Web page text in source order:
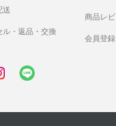
送
ル・返品・交換
商品レ
会員登録